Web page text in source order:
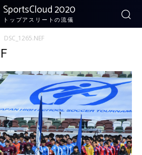
SportsCloud 2020
トップアスリートの流儀
DSC_1265.NEF